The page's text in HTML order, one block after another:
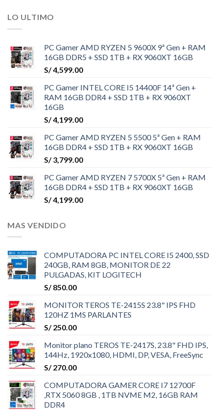
LO ULTIMO
PC Gamer AMD RYZEN 5 9600X 9ª Gen + RAM
16GB DDR5 + SSD 1TB + RX 9060XT 16GB
S/4,599.00
PC Gamer INTEL CORE I5 14400F 14ª Gen +
RAM 16GB DDR4 + SSD 1TB + RX 9060XT
16GB
S/4,199.00
PC Gamer AMD RYZEN 5 5500 5ª Gen + RAM
16GB DDR4 + SSD 1TB + RX 9060XT 16GB
S/3,799.00
PC Gamer AMD RYZEN 7 5700X 5ª Gen + RAM
16GB DDR4 + SSD 1TB + RX 9060XT 16GB
S/4,199.00
MAS VENDIDO
COMPUTADORA PC INTEL CORE I5 2400, SSD
240GB, RAM 8GB, MONITOR DE 22
PULGADAS, KIT LOGITECH
S/850.00
MONITOR TEROS TE-2415S 23.8" IPS FHD
120HZ 1MS PARLANTES
S/250.00
Monitor plano TEROS TE-2417S, 23.8" FHD IPS,
144Hz, 1920x1080, HDMI, DP, VESA, FreeSync
S/270.00
COMPUTADORA GAMER CORE I7 12700F
,RTX 5060 8GB , 1TB NVME M2, 16GB RAM
DDR4